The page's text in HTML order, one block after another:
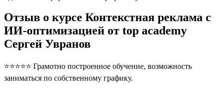
Отзыв о курсе Контекстная реклама с
ИИ-оптимизацией от top academy
Сергей Увранов
⭐⭐⭐⭐⭐ Грамотно построенное обучение, возможность
заниматься по собственному графику.